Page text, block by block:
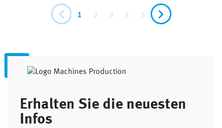
1 2 3 4 5
Erhalten Sie die neuesten
Infos